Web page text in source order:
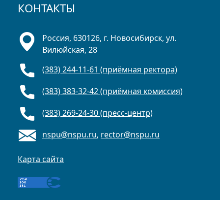
КОНТАКТЫ
Россия, 630126, г. Новосибирск, ул.
Вилюйская, 28
(383) 244-11-61 (приёмная ректора)
(383) 383-32-42 (приёмная комиссия)
(383) 269-24-30 (пресс-центр)
nspu@nspu.ru, rector@nspu.ru
Карта сайта